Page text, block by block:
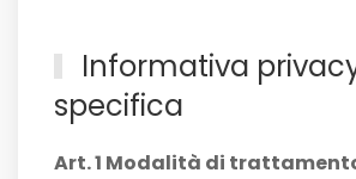
Informativa
specifica
Art. 1 Modalità di